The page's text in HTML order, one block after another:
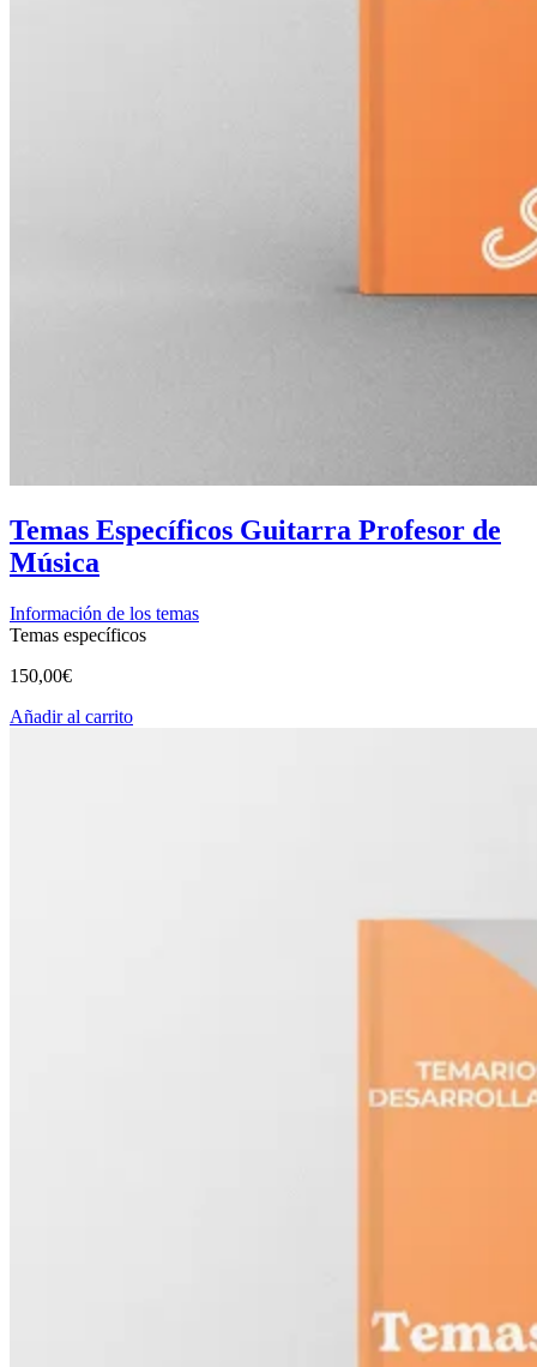
Temas Específicos Guitarra Profesor de
Música
Información de los temas
Temas específicos
150,00€
Añadir al carrito